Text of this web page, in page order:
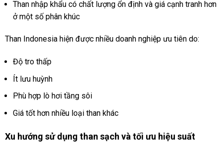
Than nhập khẩu có chất lượng ổn định và giá cạnh tranh hơn
ở một số phân khúc
Than Indonesia hiện được nhiều doanh nghiệp ưu tiên do:
Độ tro thấp
Ít lưu huỳnh
Phù hợp lò hơi tầng sôi
Giá tốt hơn nhiều loại than khác
Xu hướng sử dụng than sạch và tối ưu hiệu suất